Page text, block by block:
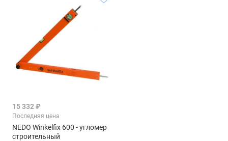
15 332 ₽
Последняя цена
NEDO Winkelfix 600 - угломер
строительный